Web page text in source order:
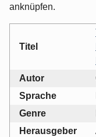
anknüpfen.
Titel
Autor
Sprache
Genre
Herausgeber